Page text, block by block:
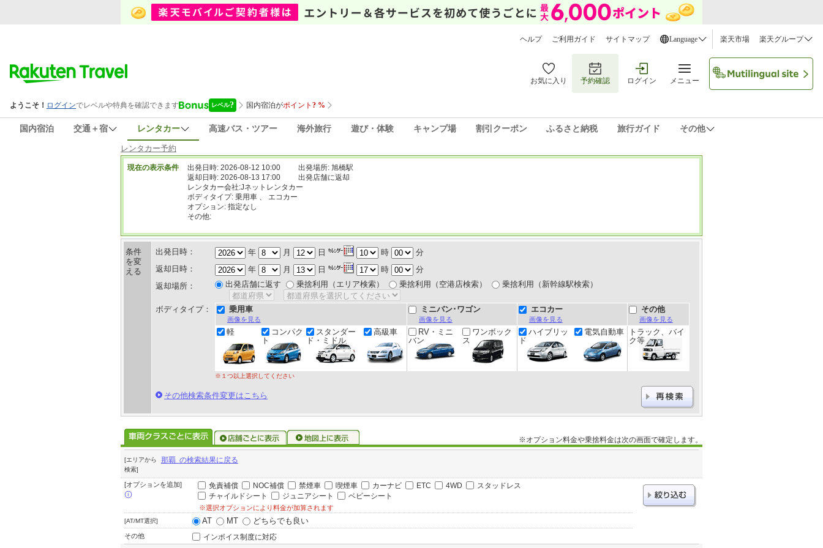
ヘルプ ご利用ガイド サイトマップ Language 楽天市場 楽天グループ
お気に入り 予約確認 ログイン メニュー
国内宿泊 交通＋宿 レンタカー 高速バス・ツアー 海外旅行 遊び・体験 キャンプ場 割引クーポン ふるさと納税 旅行ガイド その他
レンタカー予約
現在の表示条件 出発日時: 2026-08-12 10:00
出発場所: 旭橋駅
返却日時: 2026-08-13 17:00
出発店舗に返却
レンタカー会社:Jネットレンタカー
ボディタイプ: 乗用車 、 エコカー
オプション: 指定なし
その他:
条件
を変
える
出発日時： 年 月 日 時
分
返却日時：
年 月 日 時
分
返却場所：
出発店舗に返す 乗捨利用（エリア検索） 乗捨利用（空港店検索） 乗捨利用（新幹線駅検索）
ボディタイプ： 乗用車
画像を見る
ミニバン･ワゴン
画像を見る
エコカー
画像を見る
その他
画像を見る
軽
コンパク
ト
スタンダー
ド・ミドル
高級車
RV・ミニ
バン
ワンボック
ス
ハイブリッ
ド
電気自動車
トラック、バイ
ク等
※１つ以上選択してください
その他検索条件変更はこちら
※オプション料金や乗捨料金は次の画面で確定します。
[エリアから
検索]
那覇 の検索結果に戻る
[オプションを追加] 免責補償 NOC補償 禁煙車 喫煙車 カーナビ ETC 4WD
スタッドレス
チャイルドシート
ジュニアシート ベビーシート
※選択オプションにより料金が加算されます
[AT/MT選択] AT MT どちらでも良い
その他 インボイス制度に対応